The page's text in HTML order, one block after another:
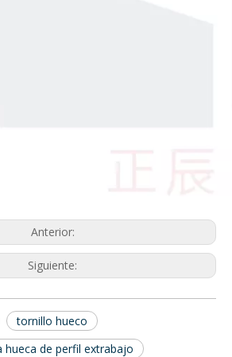
Anterior:
Siguiente:
tornillo hueco
hueca de perfil extrabajo